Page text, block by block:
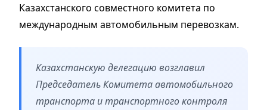
Казахстанского совместного комитета по
международным автомобильным перевозкам.
Казахстанскую делегацию возглавил
Председатель Комитета автомобильного
транспорта и транспортного контроля